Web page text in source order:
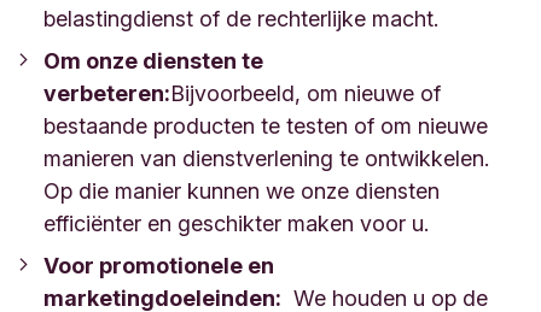
belastingdienst of de rechterlijke macht.
Om onze diensten te
verbeteren:Bijvoorbeeld, om nieuwe of
bestaande producten te testen of om nieuwe
manieren van dienstverlening te ontwikkelen.
Op die manier kunnen we onze diensten
efficiënter en geschikter maken voor u.
Voor promotionele en
marketingdoeleinden: We houden u op de